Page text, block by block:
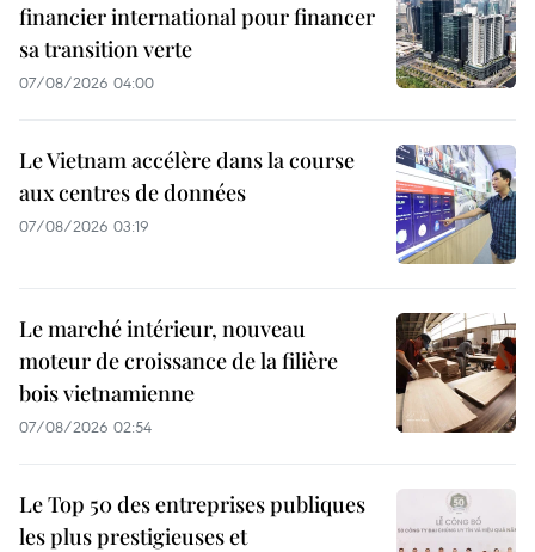
financier international pour financer
sa transition verte
07/08/2026 04:00
Le Vietnam accélère dans la course
aux centres de données
07/08/2026 03:19
Le marché intérieur, nouveau
moteur de croissance de la filière
bois vietnamienne
07/08/2026 02:54
Le Top 50 des entreprises publiques
les plus prestigieuses et